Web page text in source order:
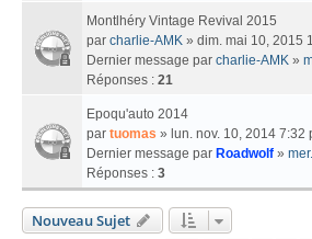
Montlhéry Vintage Revival 2015
par charlie-AMK » dim. mai 10, 2015
Dernier message par charlie-AMK »
Réponses : 21
Epoqu'auto 2014
par tuomas » lun. nov. 10, 2014 7:32
Dernier message par Roadwolf »
Réponses : 3
Nouveau Sujet